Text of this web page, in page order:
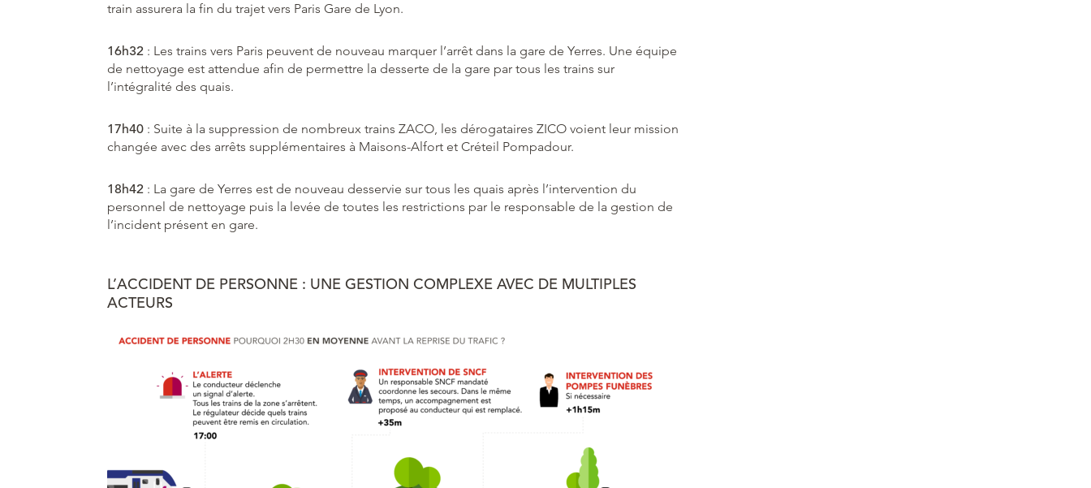
train assurera la fin du trajet vers Paris Gare de Lyon.
16h32 : Les trains vers Paris peuvent de nouveau marquer l’arrêt dans la gare de Yerres. Une équipe
de nettoyage est attendue afin de permettre la desserte de la gare par tous les trains sur
l’intégralité des quais.
17h40 : Suite à la suppression de nombreux trains ZACO, les dérogataires ZICO voient leur mission
changée avec des arrêts supplémentaires à Maisons-Alfort et Créteil Pompadour.
18h42 : La gare de Yerres est de nouveau desservie sur tous les quais après l’intervention du
personnel de nettoyage puis la levée de toutes les restrictions par le responsable de la gestion de
l’incident présent en gare.
L’ACCIDENT DE PERSONNE : UNE GESTION COMPLEXE AVEC DE MULTIPLES
ACTEURS